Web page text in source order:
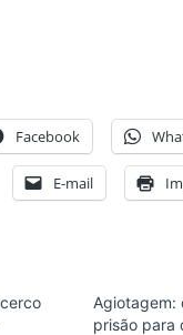
Facebook
E-mail
prisão para